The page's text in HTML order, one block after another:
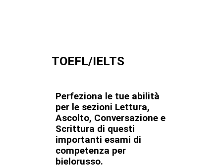
TOEFL/IELTS
Perfeziona le tue abilità
per le sezioni Lettura,
Ascolto, Conversazione e
Scrittura di questi
importanti esami di
competenza per
bielorusso.